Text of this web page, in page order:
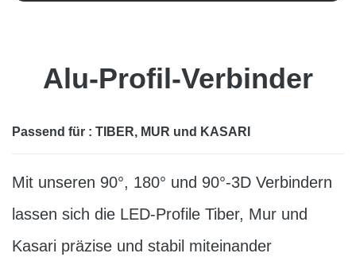
Alu-Profil-Verbinder
Passend für : TIBER, MUR und KASARI
Mit unseren 90°, 180° und 90°-3D Verbindern
lassen sich die LED-Profile Tiber, Mur und
Kasari präzise und stabil miteinander